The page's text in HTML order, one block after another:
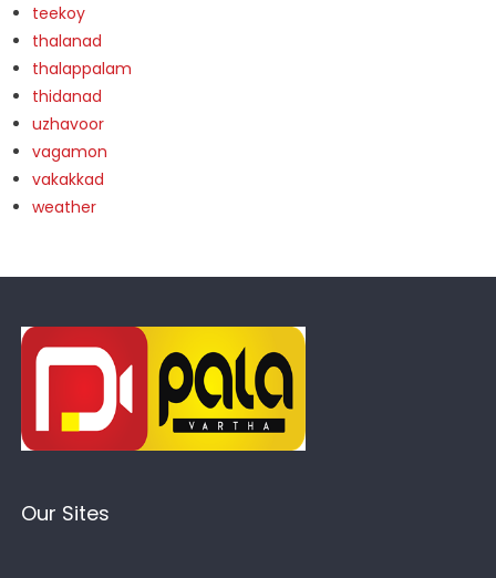
teekoy
thalanad
thalappalam
thidanad
uzhavoor
vagamon
vakakkad
weather
Our Sites